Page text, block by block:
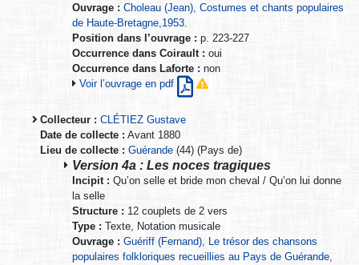
Ouvrage : Choleau (Jean), Costumes et chants populaires
de Haute-Bretagne,1953.
Position dans l’ouvrage : p. 223-227
Occurrence dans Coirault : oui
Occurrence dans Laforte : non
Voir l’ouvrage en pdf
Collecteur : CLÉTIEZ Gustave
Date de collecte : Avant 1880
Lieu de collecte : Guérande (44) (Pays de)
Version 4a : Les noces tragiques
Incipit : Qu’on selle et bride mon cheval / Qu’on lui donne
la selle
Structure : 12 couplets de 2 vers
Type : Texte, Notation musicale
Ouvrage : Guériff (Fernand), Le trésor des chansons
populaires folkloriques recueillies au Pays de Guérande,